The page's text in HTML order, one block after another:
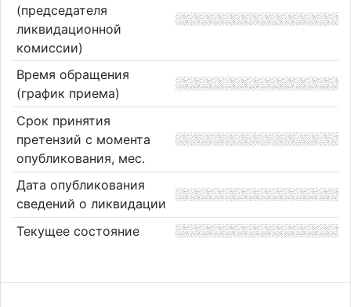
(председателя
ликвидационной
комиссии)
Время обращения
(график приема)
Срок принятия
претензий с момента
опубликования, мес.
Дата опубликования
сведений о ликвидации
Текущее состояние